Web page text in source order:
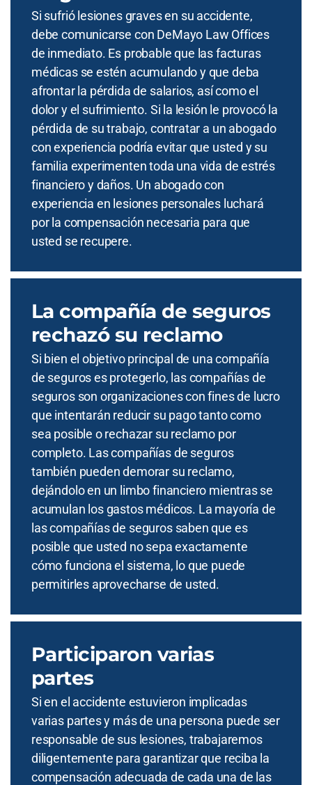
Si sufrió lesiones graves en su accidente,
debe comunicarse con DeMayo Law Offices
de inmediato. Es probable que las facturas
médicas se estén acumulando y que deba
afrontar la pérdida de salarios, así como el
dolor y el sufrimiento. Si la lesión le provocó la
pérdida de su trabajo, contratar a un abogado
con experiencia podría evitar que usted y su
familia experimenten toda una vida de estrés
financiero y daños. Un abogado con
experiencia en lesiones personales luchará
por la compensación necesaria para que
usted se recupere.
La compañía de seguros
rechazó su reclamo
Si bien el objetivo principal de una compañía
de seguros es protegerlo, las compañías de
seguros son organizaciones con fines de lucro
que intentarán reducir su pago tanto como
sea posible o rechazar su reclamo por
completo. Las compañías de seguros
también pueden demorar su reclamo,
dejándolo en un limbo financiero mientras se
acumulan los gastos médicos. La mayoría de
las compañías de seguros saben que es
posible que usted no sepa exactamente
cómo funciona el sistema, lo que puede
permitirles aprovecharse de usted.
Participaron varias
partes
Si en el accidente estuvieron implicadas
varias partes y más de una persona puede ser
responsable de sus lesiones, trabajaremos
diligentemente para garantizar que reciba la
compensación adecuada de cada una de las